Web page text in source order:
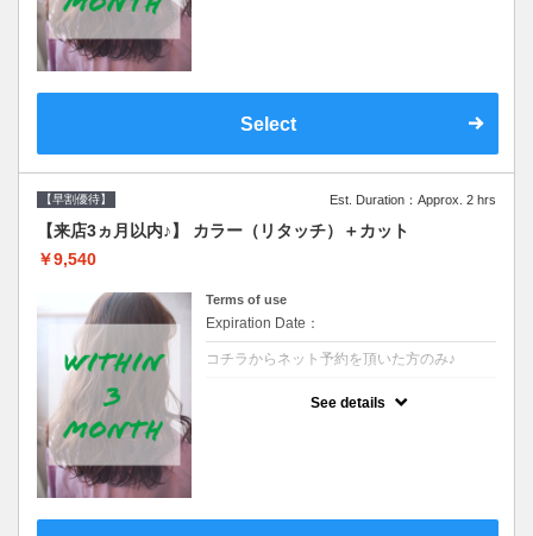
Select
【早割優待】 Est. Duration：Approx. 2 hrs
【来店3ヵ月以内♪】 カラー（リタッチ）＋カット
￥9,540
Terms of use
Expiration Date：
コチラからネット予約を頂いた方のみ♪
See details